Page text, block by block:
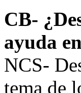
CB-
ayuda
NCS-
tema de